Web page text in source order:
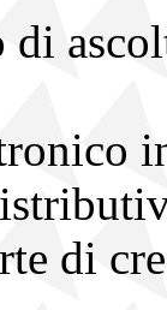
di